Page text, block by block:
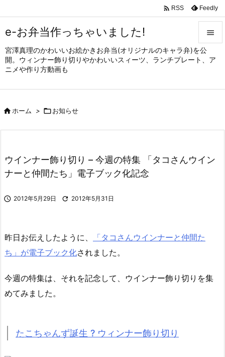
e-お弁当作っちゃいました!
宮澤真理のかわいいお絵かきお弁当(オリジナルのキャラ弁)を公
開。ウィンナー飾り切りやかわいいスィーツ、ランチプレート、ア
ニメや作り方動画も


メニュ
サイド


 RSS Feedly
ホーム > お知らせ
ウインナー飾り切り – 今週の特集 「タコさんウイン
ナーと仲間たち」電子ブック化記念
 2012年5月29日  2012年5月31日
昨日お伝えしたように、
「タコさんウインナーと仲間た
ち」が電子ブック化されました。
今週の特集は、それを記念して、ウインナー飾り切りを集
めてみました。
たこちゃんず誕生 ? ウィンナー飾り切り